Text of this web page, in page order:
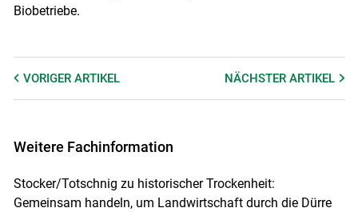
Biobetriebe.
VORIGER ARTIKEL NÄCHSTERARTIKEL
Weitere Fachinformation
Stocker/Totschnig zu historischer Trockenheit:
Gemeinsam handeln, um Landwirtschaft durch die Dürre